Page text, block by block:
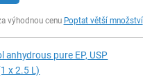
výhodnou cenu Poptat větší množství
anhydrous pure EP, USP
x 2.5 L)